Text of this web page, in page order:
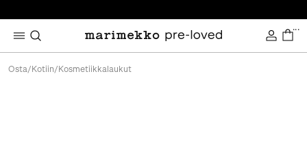
...
Osta/ Kotiin/ Kosmetiikkalaukut